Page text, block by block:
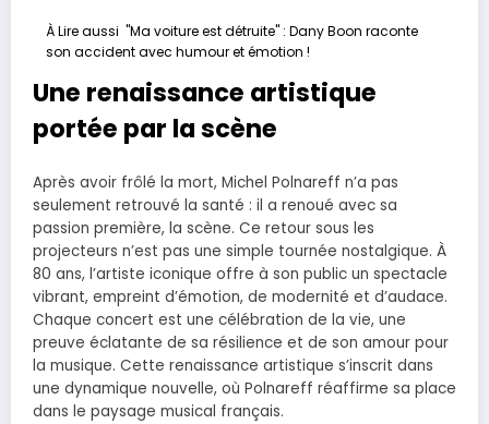
À Lire aussi "Ma voiture est détruite" : Dany Boon raconte
son accident avec humour et émotion !
Une renaissance artistique
portée par la scène
Après avoir frôlé la mort, Michel Polnareff n’a pas
seulement retrouvé la santé : il a renoué avec sa
passion première, la scène. Ce retour sous les
projecteurs n’est pas une simple tournée nostalgique. À
80 ans, l’artiste iconique offre à son public un spectacle
vibrant, empreint d’émotion, de modernité et d’audace.
Chaque concert est une célébration de la vie, une
preuve éclatante de sa résilience et de son amour pour
la musique. Cette renaissance artistique s’inscrit dans
une dynamique nouvelle, où Polnareff réaffirme sa place
dans le paysage musical français.